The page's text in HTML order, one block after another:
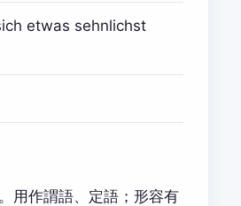
etwas sehnlichst
用作謂語、定語；形容有